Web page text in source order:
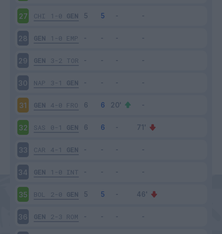
27 CHI 1-0 GEN
28 GEN 1-0 EMP
29 GEN 3-2 TOR
30 NAP 3-1 GEN
31 GEN 4-0 FRO
32 SAS 0-1 GEN
33 CAR 4-1 GEN
34 GEN 1-0 INT
35 BOL 2-0 GEN
36 GEN 2-3 ROM